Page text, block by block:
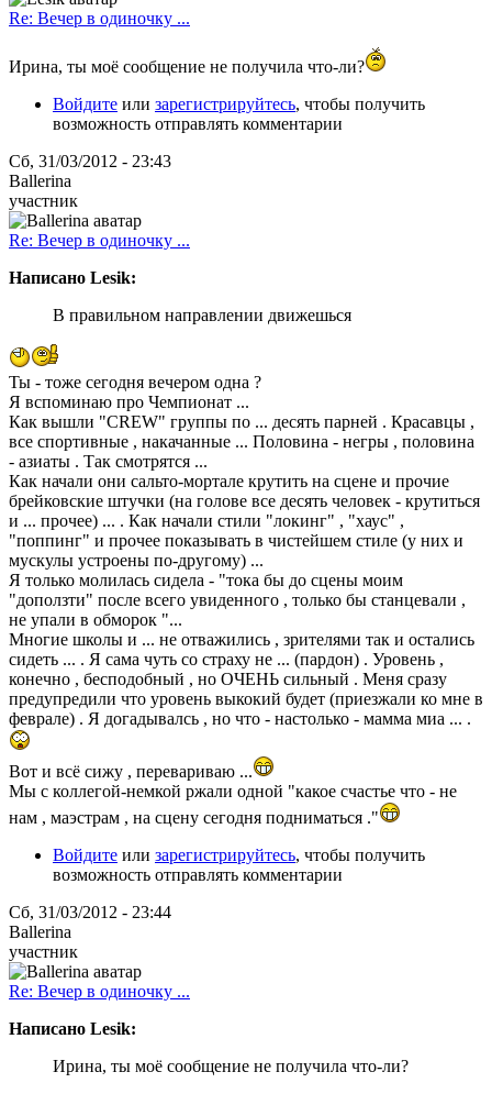
Re: Вечер в одиночку ...
Ирина, ты моё сообщение не получила что-ли?
Войдите или зарегистрируйтесь, чтобы получить
возможность отправлять комментарии
Сб, 31/03/2012 - 23:43
Ballerina
участник
Re: Вечер в одиночку ...
Написано Lesik:
В правильном направлении движешься
Ты - тоже сегодня вечером одна ?
Я вспоминаю про Чемпионат ...
Как вышли "CREW" группы по ... десять парней . Красавцы ,
все спортивные , накачанные ... Половина - негры , половина
- азиаты . Так смотрятся ...
Как начали они сальто-мортале крутить на сцене и прочие
брейковские штучки (на голове все десять человек - крутиться
и ... прочее) ... . Как начали стили "локинг" , "хаус" ,
"поппинг" и прочее показывать в чистейшем стиле (у них и
мускулы устроены по-другому) ...
Я только молилась сидела - "тока бы до сцены моим
"доползти" после всего увиденного , только бы станцевали ,
не упали в обморок "...
Многие школы и ... не отважились , зрителями так и остались
сидеть ... . Я сама чуть со страху не ... (пардон) . Уровень ,
конечно , бесподобный , но ОЧЕНЬ сильный . Меня сразу
предупредили что уровень выкокий будет (приезжали ко мне в
феврале) . Я догадывалсь , но что - настолько - мамма миа ... .
Вот и всё сижу , перевариваю ...
Мы с коллегой-немкой ржали одной "какое счастье что - не
нам , маэстрам , на сцену сегодня подниматься ."
Войдите или зарегистрируйтесь, чтобы получить
возможность отправлять комментарии
Сб, 31/03/2012 - 23:44
Ballerina
участник
Re: Вечер в одиночку ...
Написано Lesik:
Ирина, ты моё сообщение не получила что-ли?